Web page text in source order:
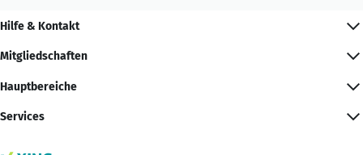
Hilfe & Kontakt
Mitgliedschaften
Hauptbereiche
Services